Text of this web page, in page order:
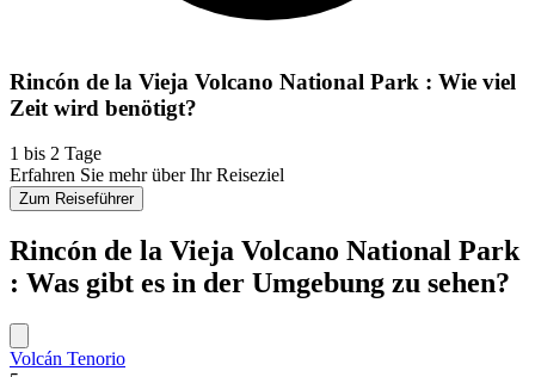
Rincón de la Vieja Volcano National Park : Wie viel
Zeit wird benötigt?
1 bis 2 Tage
Erfahren Sie mehr über Ihr Reiseziel
Zum Reiseführer
Rincón de la Vieja Volcano National Park
: Was gibt es in der Umgebung zu sehen?
Volcán Tenorio